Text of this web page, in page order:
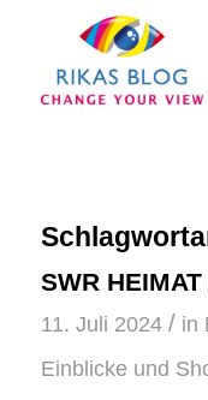
SWR
11. Juli 2024 / in
Einblicke und